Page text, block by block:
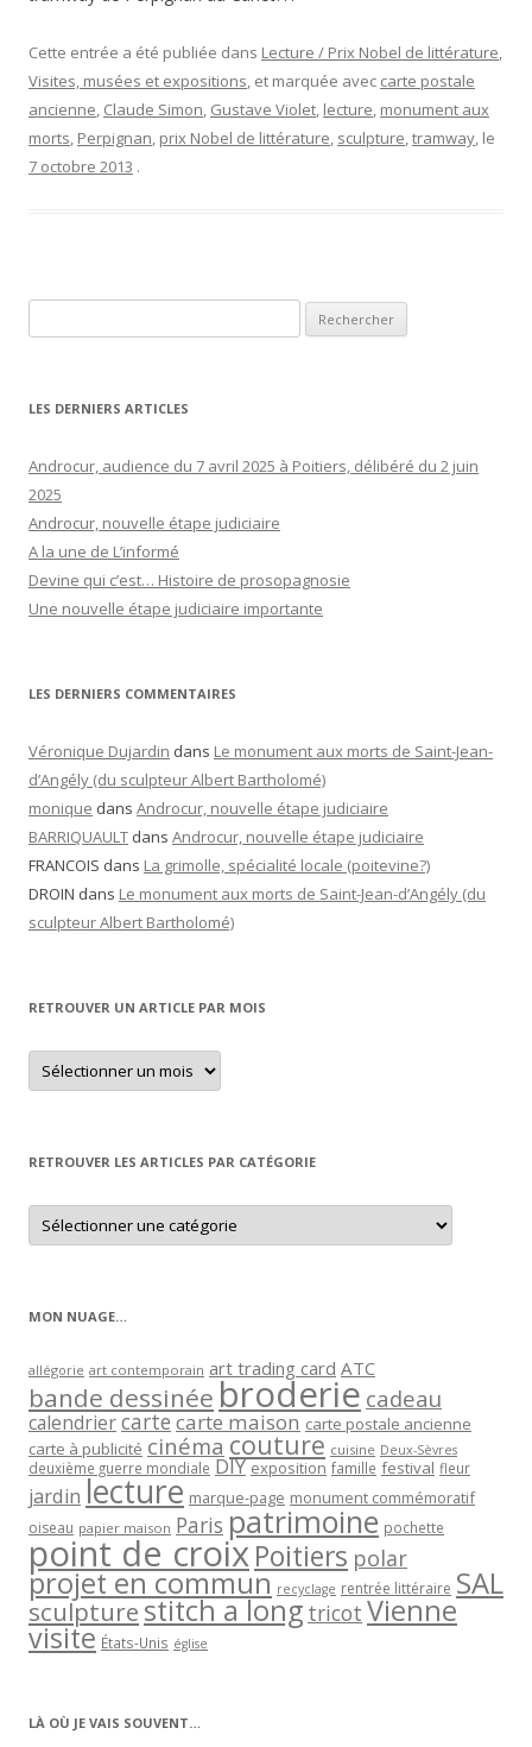
Cette entrée a été publiée dans Lecture / Prix Nobel de littérature,
Visites, musées et expositions, et marquée avec carte postale
ancienne, Claude Simon, Gustave Violet, lecture, monument aux
morts, Perpignan, prix Nobel de littérature, sculpture,tramway, le
7 octobre 2013 .
LES DERNIERS ARTICLES
Androcur, audience du 7 avril 2025 à Poitiers, délibéré du 2 juin
2025
Androcur, nouvelle étape judiciaire
A la une de L’informé
Devine qui c’est… Histoire de prosopagnosie
Une nouvelle étape judiciaire importante
LES DERNIERS COMMENTAIRES
Véronique Dujardin dans Le monument aux morts de Saint-Jean-
d’Angély (du sculpteur Albert Bartholomé)
monique dans Androcur, nouvelle étape judiciaire
BARRIQUAULT dans Androcur, nouvelle étape judiciaire
FRANCOIS dans La grimolle, spécialité locale (poitevine?)
DROIN dans Le monument aux morts de Saint-Jean-d’Angély (du
sculpteur Albert Bartholomé)
RETROUVER UN ARTICLE PAR MOIS
Retrouver
un
article
RETROUVER LES ARTICLES PAR CATÉGORIE
Retrouver
les
articles
MON NUAGE…
allégorie art contemporain art trading card ATC
bande dessinée broderie cadeau
calendriercartecarte maison carte postale ancienne
carte à publicité cinéma couture cuisine Deux-Sèvres
deuxième guerre mondiale DIY exposition famille festival fleur
jardin lecture marque-page monument commémoratif
oiseau papier maison Paris patrimoine pochette
point de croixPoitiers polar
projet en commun recyclage rentrée littéraire SAL
sculpturestitch a long tricot Vienne
visite États-Unis église
LÀ OÙ JE VAIS SOUVENT…